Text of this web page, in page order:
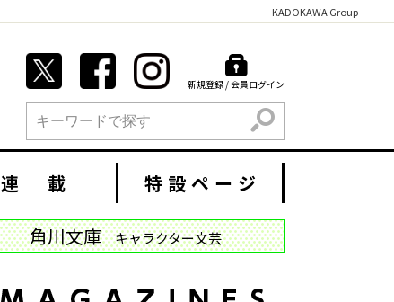
KADOKAWA Group
新規登録 / 会員ログイン
検索
連 載 特設ページ
角川文庫 キャラクター文芸